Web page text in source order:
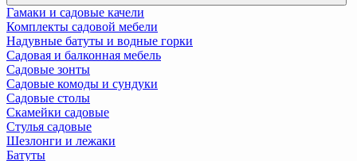
Гамаки и садовые качели
Комплекты садовой мебели
Надувные батуты и водные горки
Садовая и балконная мебель
Садовые зонты
Садовые комоды и сундуки
Садовые столы
Скамейки садовые
Стулья садовые
Шезлонги и лежаки
Батуты